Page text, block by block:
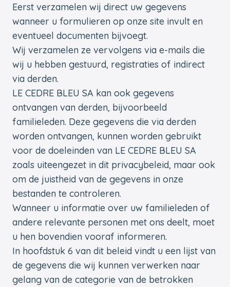
Eerst verzamelen wij direct uw gegevens
wanneer u formulieren op onze site invult en
eventueel documenten bijvoegt.
Wij verzamelen ze vervolgens via e-mails die
wij u hebben gestuurd, registraties of indirect
via derden.
LE CEDRE BLEU SA kan ook gegevens
ontvangen van derden, bijvoorbeeld
familieleden. Deze gegevens die via derden
worden ontvangen, kunnen worden gebruikt
voor de doeleinden van LE CEDRE BLEU SA
zoals uiteengezet in dit privacybeleid, maar ook
om de juistheid van de gegevens in onze
bestanden te controleren.
Wanneer u informatie over uw familieleden of
andere relevante personen met ons deelt, moet
u hen bovendien vooraf informeren.
In hoofdstuk 6 van dit beleid vindt u een lijst van
de gegevens die wij kunnen verwerken naar
gelang van de categorie van de betrokken